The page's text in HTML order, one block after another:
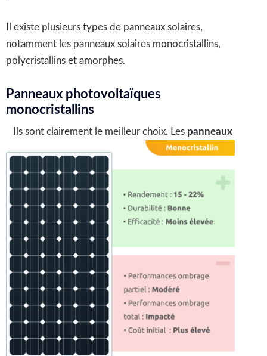
Il existe plusieurs types de panneaux solaires,
notamment les panneaux solaires monocristallins,
polycristallins et amorphes.
Panneaux photovoltaïques
monocristallins
Ils sont clairement le meilleur choix. Les panneaux